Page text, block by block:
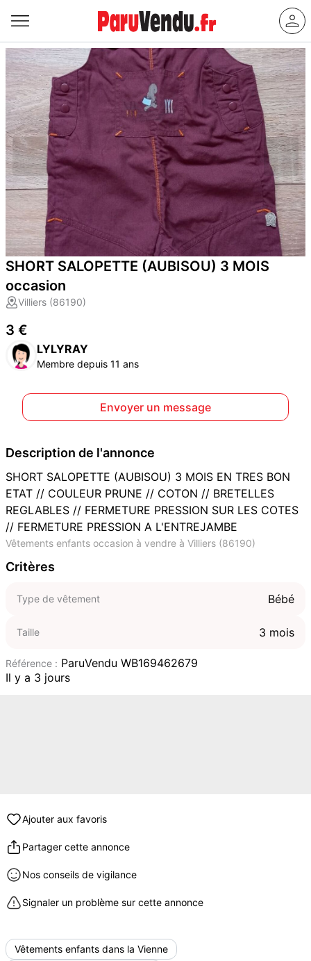
SHORT SALOPETTE (AUBISOU) 3 MOIS
occasion
Villiers (86190)
3 €
LYLYRAY
Membre depuis 11 ans
Envoyer un message
Description de l'annonce
SHORT SALOPETTE (AUBISOU) 3 MOIS EN TRES BON
ETAT // COULEUR PRUNE // COTON // BRETELLES
REGLABLES // FERMETURE PRESSION SUR LES COTES
// FERMETURE PRESSION A L'ENTREJAMBE
Vêtements enfants occasion à vendre à Villiers (86190)
Critères
Type de vêtement Bébé
Taille 3 mois
Référence : ParuVendu WB169462679
Il y a 3 jours
Ajouter aux favoris
Partager cette annonce
Nos conseils de vigilance
Signaler un problème sur cette annonce
Vêtements enfants dans la Vienne